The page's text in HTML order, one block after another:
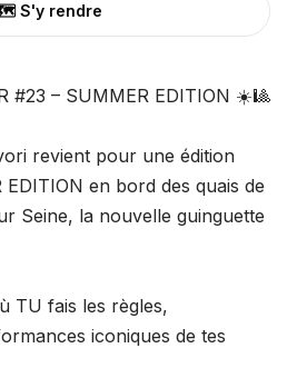
S'y rendre
#23 – SUMMER EDITION ☀️🎱
revient pour une édition
EDITION en bord des quais de
Seine, la nouvelle guinguette
TU fais les règles,
iconiques de tes